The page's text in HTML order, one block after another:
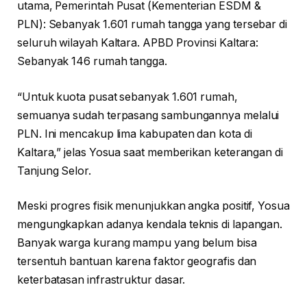
utama, Pemerintah Pusat (Kementerian ESDM &
PLN): Sebanyak 1.601 rumah tangga yang tersebar di
seluruh wilayah Kaltara. APBD Provinsi Kaltara:
Sebanyak 146 rumah tangga.
“Untuk kuota pusat sebanyak 1.601 rumah,
semuanya sudah terpasang sambungannya melalui
PLN. Ini mencakup lima kabupaten dan kota di
Kaltara,” jelas Yosua saat memberikan keterangan di
Tanjung Selor.
Meski progres fisik menunjukkan angka positif, Yosua
mengungkapkan adanya kendala teknis di lapangan.
Banyak warga kurang mampu yang belum bisa
tersentuh bantuan karena faktor geografis dan
keterbatasan infrastruktur dasar.